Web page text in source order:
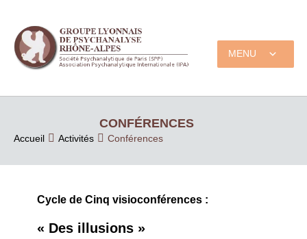
MENU
CONFÉRENCES
Accueil Activités Conférences
Cycle de Cinq visioconférences :
« Des illusions »